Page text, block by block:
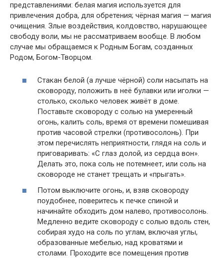
представлениями: белая магия используется для
привлечения добра, для обретения; чёрная магия — магия
очищения. Злые воздействия, колдовство, нарушающее
свободу воли, мы не рассматриваем вообще. В любом
случае мы обращаемся к Родным Богам, созданных
Родом, Богом-Творцом.
Стакан белой (а лучше чёрной) соли насыпать на
сковороду, положить в неё булавки или иголки —
столько, сколько человек живёт в доме.
Поставьте сковороду с солью на умеренный
огонь, калить соль, время от времени помешивая
против часовой стрелки (противосолонь). При
этом перечислять неприятности, глядя на соль и
приговаривать: «С глаз долой, из сердца вон».
Делать это, пока соль не потемнеет, или соль на
сковороде не станет трещать и «прыгать».
Потом выключите огонь, и, взяв сковороду
поудобнее, поверитесь к печке спиной и
начинайте обходить дом налево, противосолонь.
Медленно ведите сковороду с солью вдоль стен,
собирая худо на соль по углам, включая углы,
образованные мебелью, над кроватями и
столами. Проходите все помещения против